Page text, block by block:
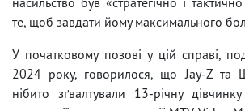
те, щоб завдати йому максимального
У початковому позові у цій справі,
2024 року, говорилося, що Jay-Z та
нібито зґвалтували 13-річну